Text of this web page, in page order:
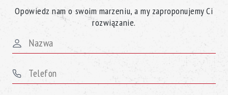
Opowiedz nam o swoim marzeniu, a my zaproponujemy Ci
rozwiązanie.